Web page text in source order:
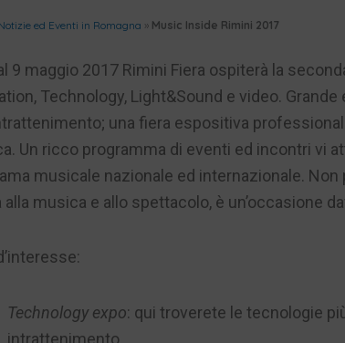
ed Eventi in Romagna » Music Inside Rimini 2017
9 maggio 2017 Rimini Fiera ospiterà la
Technology, Light&Sound e video.
una fiera espositiva
Un ricco programma di eventi ed incontri vi
musicale nazionale ed internazionale.
alla musica e allo spettacolo, è un’occasione
Technology expo: qui troverete le tecnologie
intrattenimento.